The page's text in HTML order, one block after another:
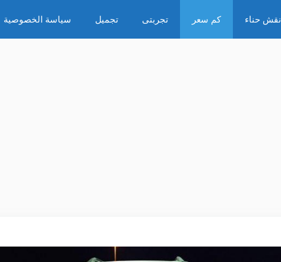
نقش حناء كم سعر تجربتى تجميل سياسة الخصوصية